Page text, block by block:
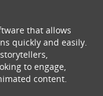
that allows
quickly and easily.
to engage,
content.